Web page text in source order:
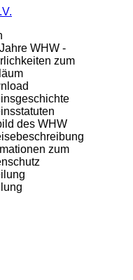
WHW -
zum
des WHW
zum